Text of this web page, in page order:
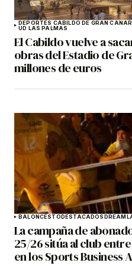
DEPORTES CABILDO DE GRAN
UD LAS PALMAS
El Cabildo vuelve a
obras del Estadio de
millones de euros
BALONCESTODESTACADOS
La campaña de
25/26 sitúa al club
en los Sports Business